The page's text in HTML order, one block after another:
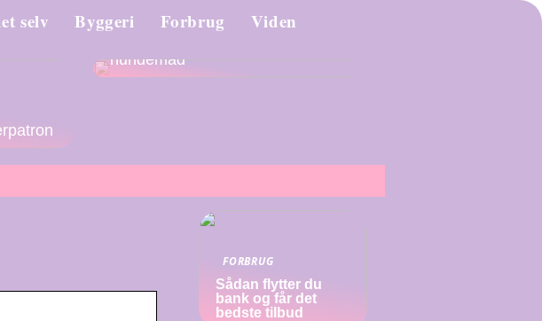
selv Byggeri Forbrug Viden
hundemad
FORBRUG
Sådan flytter du
bank og får det
bedste tilbud